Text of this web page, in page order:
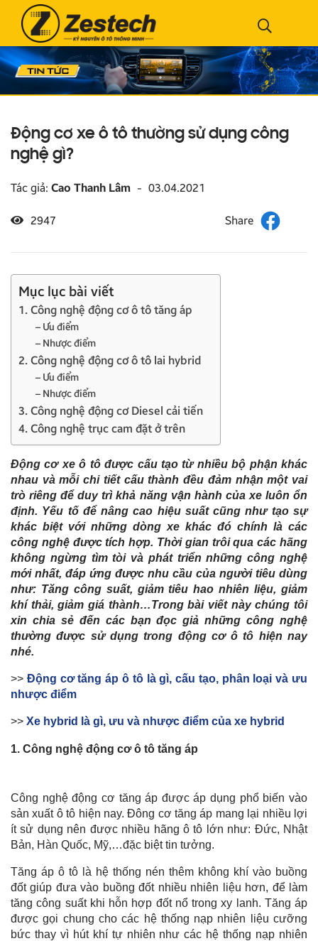
Động cơ xe ô tô thường sử dụng công
nghệ gì?
Tác giả: Cao Thanh Lâm - 03.04.2021
2947
Mục lục bài viết
1. Công nghệ động cơ ô tô tăng áp
– Ưu điểm
– Nhược điểm
2. Công nghệ động cơ ô tô lai hybrid
– Ưu điểm
– Nhược điểm
3. Công nghệ động cơ Diesel cải tiến
4. Công nghệ trục cam đặt ở trên
Động cơ xe ô tô được cấu tạo từ nhiều bộ phận khác
nhau và mỗi chi tiết cấu thành đều đảm nhận một vai
trò riêng để duy trì khả năng vận hành của xe luôn ổn
định. Yếu tố để nâng cao hiệu suất cũng như tạo sự
khác biệt với những dòng xe khác đó chính là các
công nghệ được tích hợp. Thời gian trôi qua các hãng
không ngừng tìm tòi và phát triển những công nghệ
mới nhất, đáp ứng được nhu cầu của người tiêu dùng
như: Tăng công suất, giảm tiêu hao nhiên liệu, giảm
khí thải, giảm giá thành…Trong bài viết này chúng tôi
xin chia sẻ đến các bạn đọc giả những công nghệ
thường được sử dụng trong động cơ ô tô hiện nay
nhé.
>> Động cơ tăng áp ô tô là gì, cấu tạo, phân loại và ưu
nhược điểm
>> Xe hybrid là gì, ưu và nhược điểm của xe hybrid
1. Công nghệ động cơ ô tô tăng áp
Công nghệ động cơ tăng áp được áp dụng phổ biến vào
sản xuất ô tô hiện nay. Đông cơ tăng áp mang lại nhiều lợi
ít sử dụng nên được nhiều hãng ô tô lớn như: Đức, Nhật
Bản, Hàn Quốc, Mỹ,…đặc biệt tin tưởng.
Tăng áp ô tô là hệ thống nén thêm không khí vào buồng
đốt giúp đưa vào buồng đốt nhiều nhiên liệu hơn, để làm
tăng công suất khi hỗn hợp đốt nổ trong xy lanh. Tăng áp
được gọi chung cho các hệ thống nạp nhiên liệu cưỡng
bức thay vì hút khí tự nhiên như các hệ thống nạp nhiên